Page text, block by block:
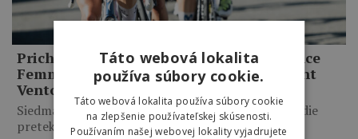
Prichádza najťažšia skúška Tour de France
Femmes. Favoritky čaká legendárny Mont
Ventoux
Siedma etapa Tour de France Femmes 2026 privedie
pretekárky na…
Táto webová lokalita
používa súbory cookie.
Táto webová lokalita používa súbory cookie
na zlepšenie používateľskej skúsenosti.
Používaním našej webovej lokality vyjadrujete